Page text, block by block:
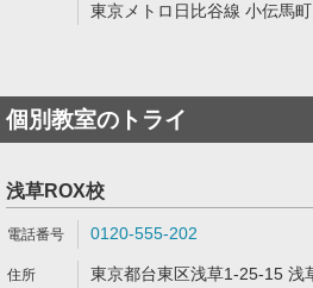
東京メトロ日比谷線 小伝馬
個別教室のトライ
浅草ROX校
0120-555-202
東京都台東区浅草1-25-15 浅